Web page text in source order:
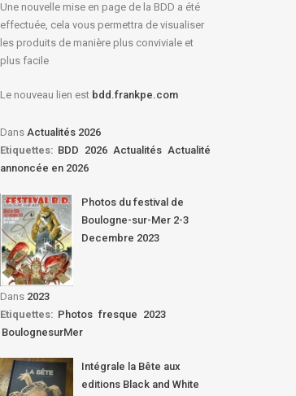
Une nouvelle mise en page de la BDD a été
effectuée, cela vous permettra de visualiser
les produits de manière plus conviviale et
plus facile
Le nouveau lien est bdd.frankpe.com
Dans Actualités 2026
Etiquettes: BDD 2026 Actualités Actualité
annoncée en 2026
Photos du festival de
Boulogne-sur-Mer 2-3
Decembre 2023
Dans 2023
Etiquettes: Photos fresque 2023
BoulognesurMer
Intégrale la Bête aux
editions Black and White